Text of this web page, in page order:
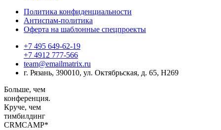
Политика конфиденциальности
Антиспам-политика
Оферта на шаблонные спецпроекты
+7 495 649-62-19
+7 4912 777-566
team@emailmatrix.ru
г. Рязань, 390010, ул. Октябрьская, д. 65, H269
Больше, чем
конференция.
Круче, чем
тимбилдинг
CRMCAMP*